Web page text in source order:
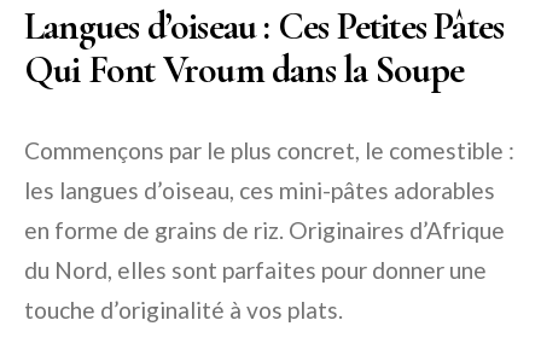
Langues d’oiseau : Ces Petites Pâtes
Qui Font Vroum dans la Soupe
Commençons par le plus concret, le comestible :
les langues d’oiseau, ces mini-pâtes adorables
en forme de grains de riz. Originaires d’Afrique
du Nord, elles sont parfaites pour donner une
touche d’originalité à vos plats.